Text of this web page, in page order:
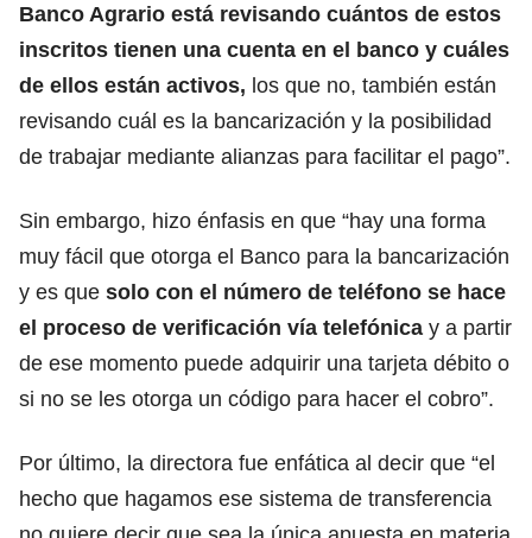
Banco Agrario está revisando cuántos de estos
inscritos tienen una cuenta en el banco y cuáles
de ellos están activos, los que no, también están
revisando cuál es la bancarización y la posibilidad
de trabajar mediante alianzas para facilitar el pago”.
Sin embargo, hizo énfasis en que “hay una forma
muy fácil que otorga el Banco para la bancarización
y es que solo con el número de teléfono se hace
el proceso de verificación vía telefónica y a partir
de ese momento puede adquirir una tarjeta débito o
si no se les otorga un código para hacer el cobro”.
Por último, la directora fue enfática al decir que “el
hecho que hagamos ese sistema de transferencia